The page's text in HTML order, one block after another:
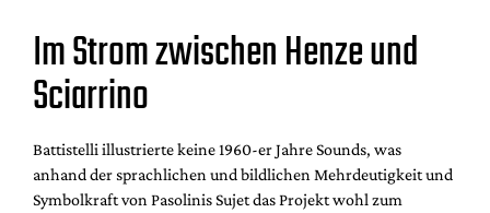
Im Strom zwischen Henze und
Sciarrino
Battistelli illustrierte keine 1960-er Jahre Sounds, was
anhand der sprachlichen und bildlichen Mehrdeutigkeit und
Symbolkraft von Pasolinis Sujet das Projekt wohl zum